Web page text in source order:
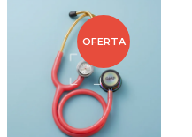
OFERTA